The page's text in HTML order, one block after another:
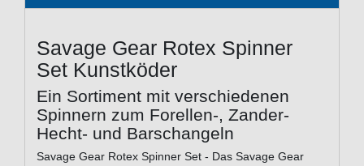
Savage Gear Rotex Spinner
Set Kunstköder
Ein Sortiment mit verschiedenen
Spinnern zum Forellen-, Zander-
Hecht- und Barschangeln
Savage Gear Rotex Spinner Set - Das Savage Gear